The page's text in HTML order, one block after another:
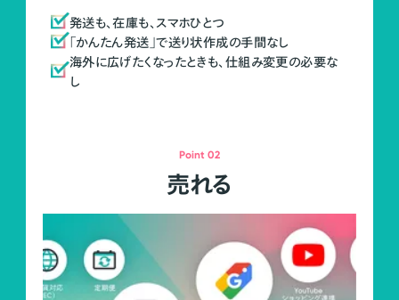
発送も、在庫も、スマホひとつ
「かんたん発送」で送り状作成の手間なし
海外に広げたくなったときも、仕組み変更の必要な
し
Point 02
売れる